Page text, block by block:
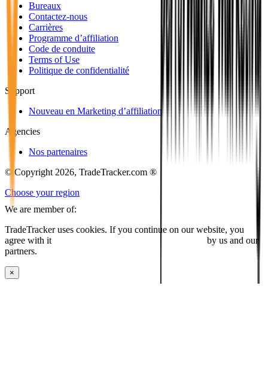
Bureaux
Contactez-nous
Carrières
Programme d’affiliation
Code de conduite
Terms of Use
Politique de confidentialité
Support
Nouveau en Marketing d’affiliation
Agencies
Nos partenaires
© Copyright 2026, TradeTracker.com ®
Choose your region
We are member of:
TradeTracker uses cookies. If you continue on our website, you
agree with it
by us and our
partners.
×